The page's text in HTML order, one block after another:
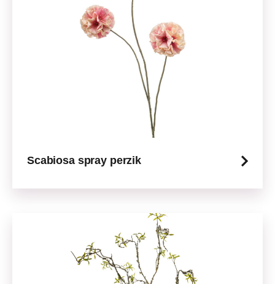
Scabiosa spray perzik